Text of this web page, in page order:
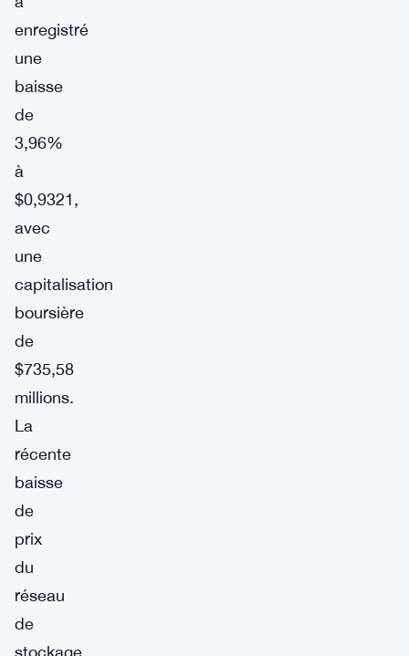
enregistré
une
baisse
de
3,96%
à
$0,9321,
avec
une
capitalisation
boursière
de
$735,58
millions.
La
récente
baisse
de
prix
du
réseau
de
stockage